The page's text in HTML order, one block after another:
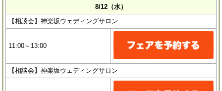
8/12（水）
【相談会】神楽坂ウェディングサロン
11:00～13:00
【相談会】神楽坂ウェディングサロン